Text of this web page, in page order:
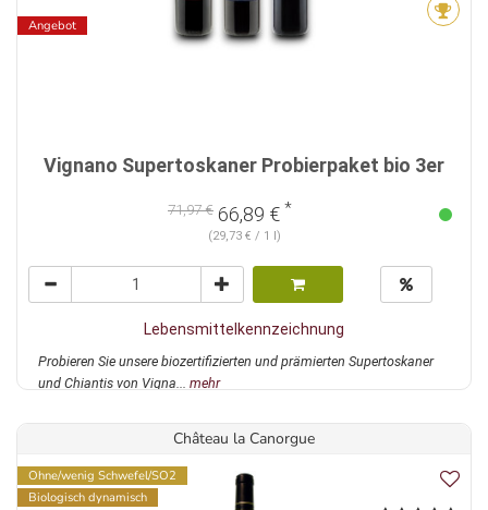
Angebot
Vignano Supertoskaner Probierpaket bio 3er
71,97 € 66,89 € *
(29,73 € / 1 l)
Lebensmittelkennzeichnung
Probieren Sie unsere biozertifizierten und prämierten Supertoskaner
und Chiantis von Vigna... mehr
Château la Canorgue
Ohne/wenig Schwefel/SO2
Biologisch dynamisch